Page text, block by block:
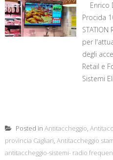
Enrico
Procida
per
degli
Retail e
Sistemi
Posted in Antitaccheggio,
provincia Cagliari, Antitaccheggio
antitaccheggio-sistemi- radio